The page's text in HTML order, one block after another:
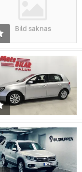
Bild saknas